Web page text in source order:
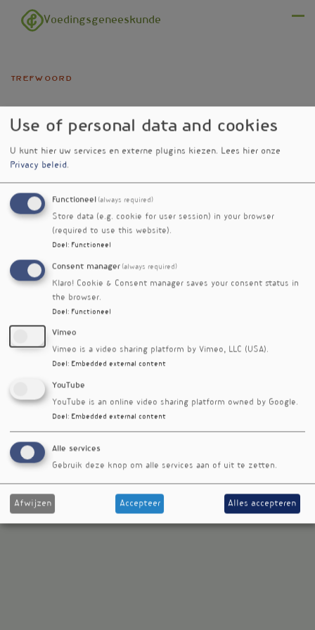
Overslaan en naar de inhoud gaan
Voedingsgeneeskunde
trefwoord
ergothioneïne
Verschenen in
Ergothioneïne
Een antioxidant
par excellence
Kantoormenu
Voedingsgeneeskunde
Media Medica
Adverteren
Aanleverspecificaties advertenties
Disclaimer
Privacy beleid
Website
Use of personal data and cookies
U kunt hier uw services en externe plugins kiezen. Lees hier onze
Privacy beleid.
Functioneel (always required)
Store data (e.g. cookie for user session) in your browser
(required to use this website).
Doel : Functioneel
Consent manager (always required)
Klaro! Cookie & Consent manager saves your consent status in
the browser.
Doel : Functioneel
Vimeo
Vimeo is a video sharing platform by Vimeo, LLC (USA).
Doel : Embedded external content
YouTube
YouTube is an online video sharing platform owned by Google.
Doel : Embedded external content
Alle services
Gebruik deze knop om alle services aan of uit te zetten.
Afwijzen Accepteer Alles accepteren